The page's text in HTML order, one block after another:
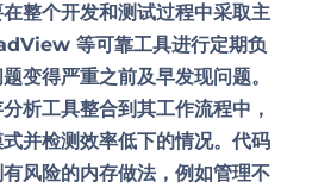
整个开发和测试过程中采取主
等可靠工具进行定期负
变得严重之前及早发现问题。
析工具整合到其工作流程中，
并检测效率低下的情况。代码
风险的内存做法，例如管理不